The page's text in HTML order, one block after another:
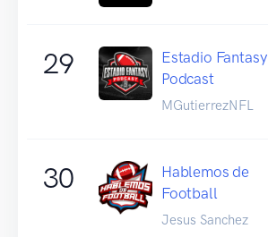
29
Estadio Fantasy
Podcast
MGutierrezNFL
30
Hablemos de
Football
Jesus Sanchez